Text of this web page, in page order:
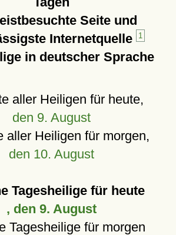
Seite und
Internetquelle
1
in deutscher Sprache
aller Heiligen für heute,
den 9. August
aller Heiligen für morgen,
den 10. August
Tagesheilige für heute
, den 9. August
Tagesheilige für morgen